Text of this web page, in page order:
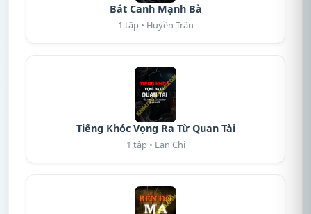
Bát Canh Mạnh Bà
1 tập • Huyền Trân
Tiếng Khóc Vọng Ra Từ Quan Tài
1 tập • Lan Chi